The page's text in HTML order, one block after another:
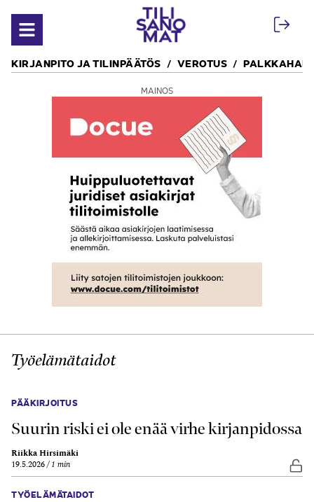
Avaa valikko
KIRJANPITO JA TILINPÄÄTÖS VEROTUS
MAINOS
Työelämätaidot
PÄÄKIRJOITUS
Suurin riski ei ole enää virhe kirjanpidossa
Riikka Hirsimäki
19.5.2026 1 min
TYÖELÄMÄTAIDOT